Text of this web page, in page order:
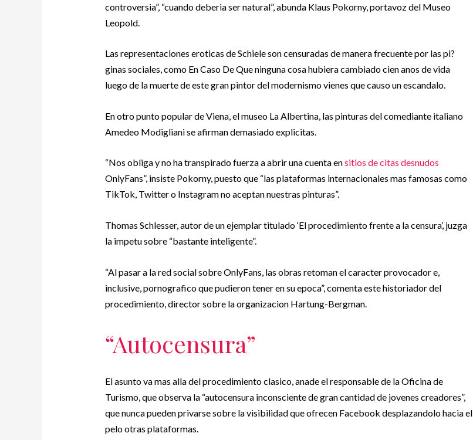
controversia”, “cuando deberia ser natural”, abunda Klaus Pokorny, portavoz del Museo
Leopold.
Las representaciones eroticas de Schiele son censuradas de manera frecuente por las pi?
ginas sociales, como En Caso De Que ninguna cosa hubiera cambiado cien anos de vida
luego de la muerte de este gran pintor del modernismo vienes que causo un escandalo.
En otro punto popular de Viena, el museo La Albertina, las pinturas del comediante italiano
Amedeo Modigliani se afirman demasiado explicitas.
“Nos obliga y no ha transpirado fuerza a abrir una cuenta ensitios de citas desnudos
OnlyFans”, insiste Pokorny, puesto que “las plataformas internacionales mas famosas como
TikTok, Twitter o Instagram no aceptan nuestras pinturas”.
Thomas Schlesser, autor de un ejemplar titulado ‘El procedimiento frente a la censura’, juzga
la impetu sobre “bastante inteligente”.
“Al pasar a la red social sobre OnlyFans, las obras retoman el caracter provocador e,
inclusive, pornografico que pudieron tener en su epoca”, comenta este historiador del
procedimiento, director sobre la organizacion Hartung-Bergman.
“Autocensura”
El asunto va mas alla del procedimiento clasico, anade el responsable de la Oficina de
Turismo, que observa la “autocensura inconsciente de gran cantidad de jovenes creadores”,
que nunca pueden privarse sobre la visibilidad que ofrecen Facebook desplazandolo hacia el
pelo otras plataformas.